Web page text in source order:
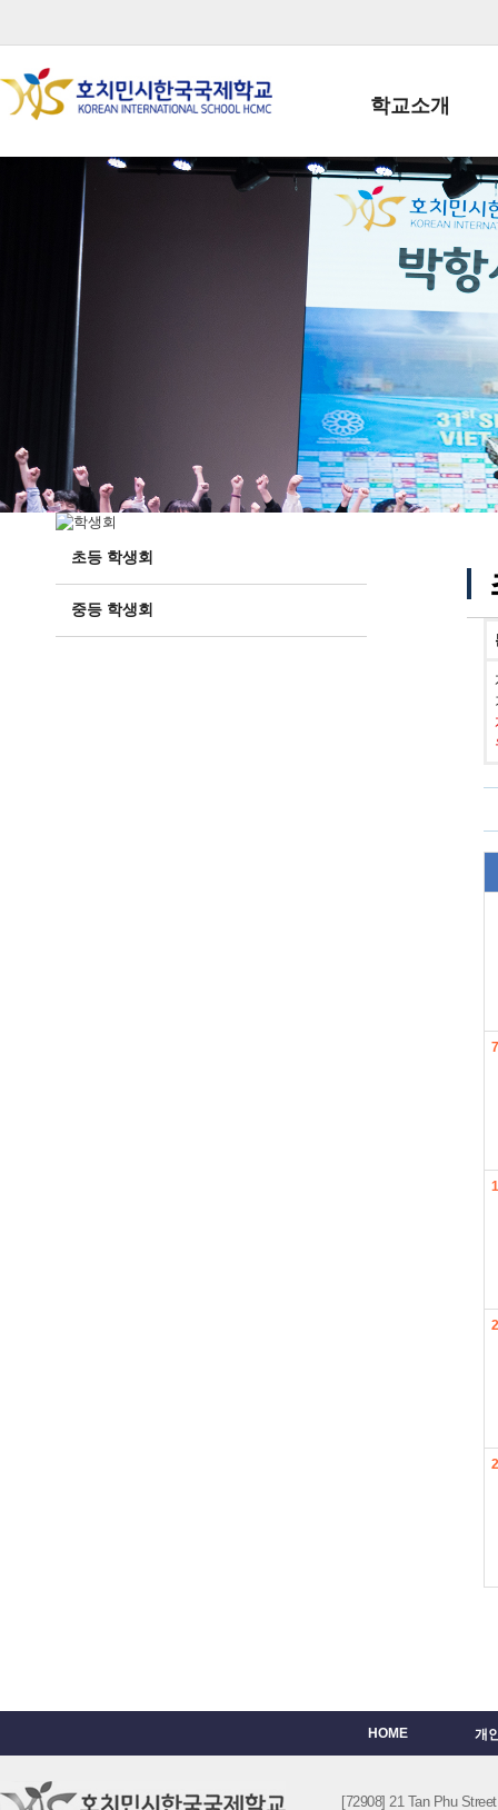
학교소개
학교장인사말
학생회장인사말
학교상징
학교 CI
교직원현황
학생현황
위치/전화
전경사진
초등 학생회
중등 학생회
7
HOME 개
[72908] 21 Tan Phu